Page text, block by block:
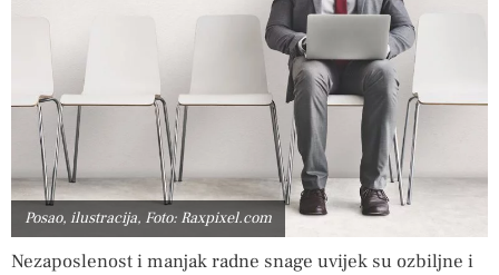
Posao, ilustracija, Foto: Raxpixel.com
Nezaposlenost i manjak radne snage uvijek su ozbiljne i